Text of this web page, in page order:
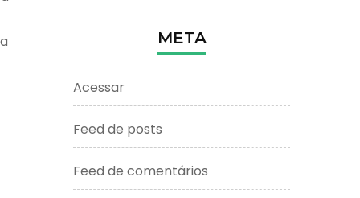
META
Acessar
Feed de posts
Feed de comentários